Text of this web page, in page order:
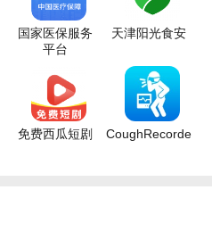
国家医保服务
平台
天津阳光食安
免费西瓜短剧 CoughRecorder